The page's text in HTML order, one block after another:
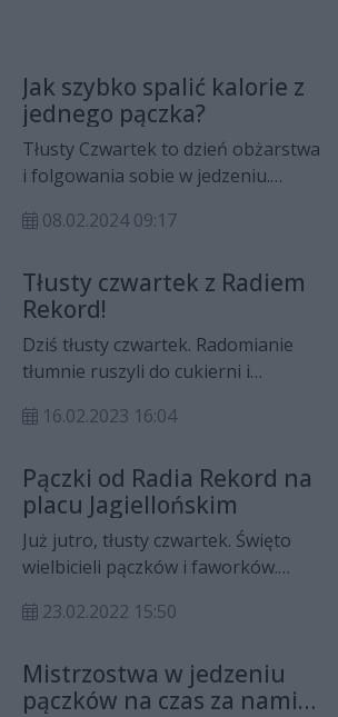
Jak szybko spalić kalorie z
jednego pączka?
Tłusty Czwartek to dzień obżarstwa
i folgowania sobie w jedzeniu.
wadze pojawiają się dodatkowe
szybko i efektywnie spalić
pączkowe kalorie
08.02.2024 09:17
Tłusty czwartek z Radiem
Rekord!
Dziś tłusty czwartek. Radomianie
tłumnie ruszyli do cukierni i
miejscach słynących z dobrych
oczekujących na zakup tego
przysmaku. Kawę i pączki
rozdawała też ekipa Radia Rekord.
16.02.2023 16:04
Pączki od Radia Rekord na
placu Jagiellońskim
Już jutro, tłusty czwartek. Święto
wielbicieli pączków i faworków.
karnawału, dlatego chcemy z Wami
23.02.2022 15:50
Mistrzostwa w jedzeniu
pączków na czas za nami.